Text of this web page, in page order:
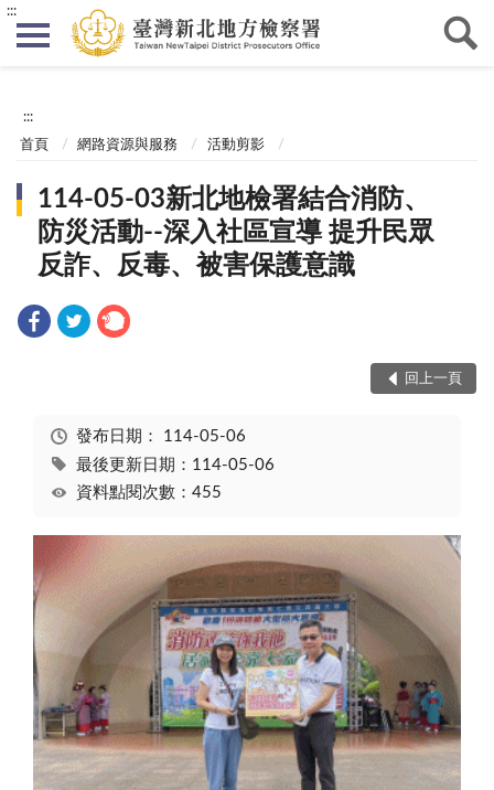
:::
:::
首頁 網路資源與服務 活動剪影
114-05-03新北地檢署結合消防、
防災活動--深入社區宣導 提升民眾
反詐、反毒、被害保護意識
回上一頁
發布日期： 114-05-06
最後更新日期：114-05-06
資料點閱次數：455